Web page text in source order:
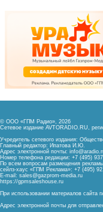
© ООО «ГПМ Радио», 2026
Сетевое издание AVTORADIO.RU,
Учредитель сетевого издания:
Главный редактор: Ипатова И.Ю.
Адрес электронной почты:
Номер телефона редакции: +7 (495)
По всем вопросам размещения
сейлз-хаус «ГПМ Реклама»: +7 (495)
E-mail: sales@gazprom-media.ru
https://gpmsaleshouse.ru
При использовании материалов сайта
Адрес электронной почты для